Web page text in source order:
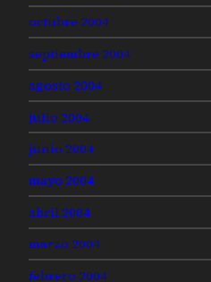
octubre 2004
septiembre 2004
agosto 2004
julio 2004
junio 2004
mayo 2004
abril 2004
marzo 2004
febrero 2004